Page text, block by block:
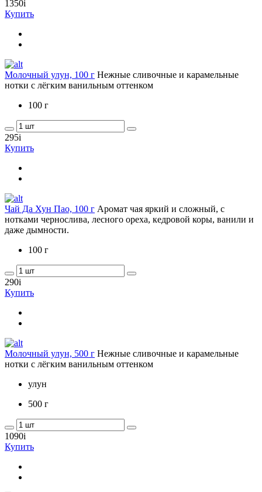
1350i
Купить
Молочный улун, 100 г Нежные сливочные и карамельные
нотки с лёгким ванильным оттенком
100 г
295i
Купить
Чай Да Хун Пао, 100 г Аромат чая яркий и сложный, с
нотками чернослива, лесного ореха, кедровой коры, ванили и
даже дымности.
100 г
290i
Купить
Молочный улун, 500 г Нежные сливочные и карамельные
нотки с лёгким ванильным оттенком
улун
500 г
1090i
Купить